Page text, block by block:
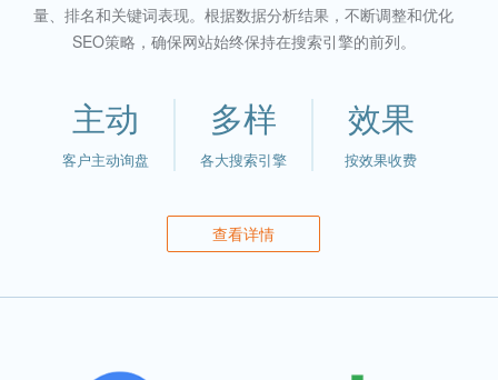
量、排名和关键词表现。根据数据分析结果，不断调整和优化
SEO策略，确保网站始终保持在搜索引擎的前列。
主动
客户主动询盘
多样
各大搜索引擎
效果
按效果收费
查看详情